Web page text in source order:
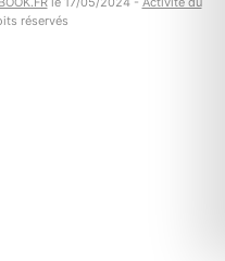
réservés